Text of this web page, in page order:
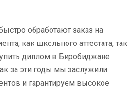
обработают заказ на
как школьного аттестата, так
диплом в Биробиджане
за эти годы мы заслужили
и гарантируем высокое